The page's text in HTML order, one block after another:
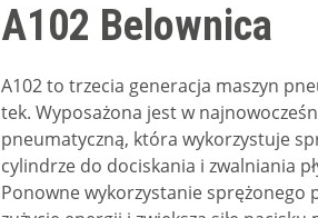
A102 Belownica
A102 to trzecia generacja maszyn
tek. Wyposażona jest w
pneumatyczną, która wykorzystuje
cylindrze do dociskania i zwalniania
Ponowne wykorzystanie sprężonego